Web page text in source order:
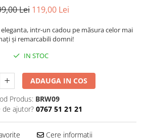
Lei 119,00 Lei
eleganta, intr-un cadou pe măsura celor mai
şi remarcabili domni!
IN STOC
ADAUGA IN COS
Produs: BRW09
de ajutor? 0767 51 21 21
Cere informatii